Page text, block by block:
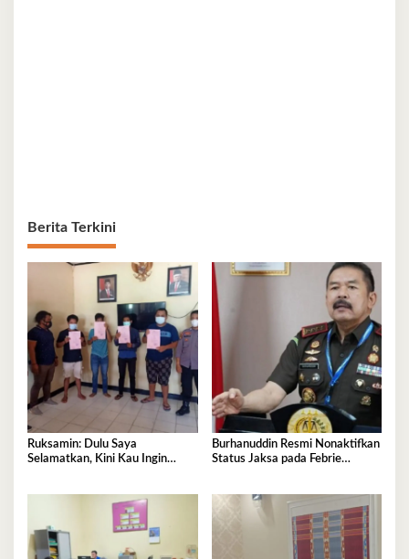
Berita Terkini
Ruksamin: Dulu Saya
Selamatkan, Kini Kau Ingin
Burhanuddin Resmi Nonaktifkan
Status Jaksa pada Febrie